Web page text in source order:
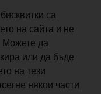
н
е
о
са
на сайта и не
Можете да
или да бъде
на тези
някои части